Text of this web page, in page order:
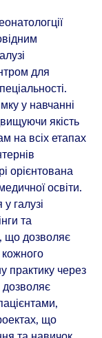
для
у навчанні
якість
на всіх етапах
орієнтована
освіти.
галузі
та
що дозволяє
практику через
що